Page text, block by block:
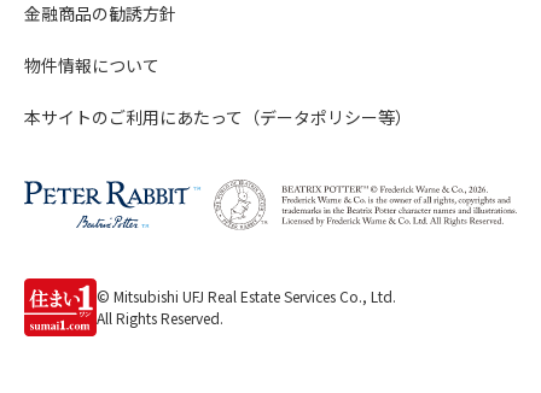
金融商品の勧誘方針
物件情報について
本サイトのご利用にあたって（データポリシー等）
© Mitsubishi UFJ Real Estate Services Co., Ltd.
All Rights Reserved.